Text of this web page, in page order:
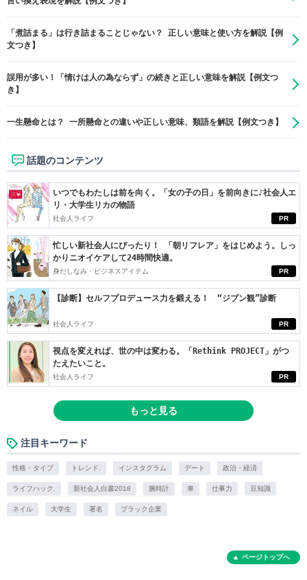
「煮詰まる」は行き詰まることじゃない？ 正しい意味と使い方を解説【例
文つき】
誤用が多い！「情けは人の為ならず」の続きと正しい意味を解説【例文つ
き】
一生懸命とは？ 一所懸命との違いや正しい意味、類語を解説【例文つき】
話題のコンテンツ
PR
いつでもわたしは前を向く。「女の子の日」を前向きに♪社会人エ
リ・大学生リカの物語
社会人ライフ
PR
忙しい新社会人にぴったり！ 「朝リフレア」をはじめよう。しっ
かりニオイケアして24時間快適。
身だしなみ・ビジネスアイテム
PR
【診断】セルフプロデュース力を鍛える！ “ジブン観”診断
社会人ライフ
PR
視点を変えれば、世の中は変わる。「Rethink PROJECT」がつ
たえたいこと。
社会人ライフ
もっと見る
注目キーワード
性格・タイプ トレンド. インスタグラム デート 政治・経済
ライフハック. 新社会人白書2018 腕時計 車 仕事力 豆知識
ネイル 大学生 署名 ブラック企業
ページトップへ